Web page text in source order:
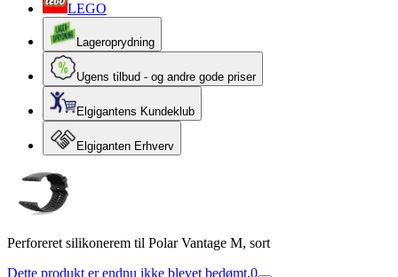
LEGO
Lageroprydning
Ugens tilbud - og andre gode priser
Elgigantens Kundeklub
Elgiganten Erhverv
Perforeret silikonerem til Polar Vantage M, sort
Dette produkt er endnu ikke blevet bedømt.0